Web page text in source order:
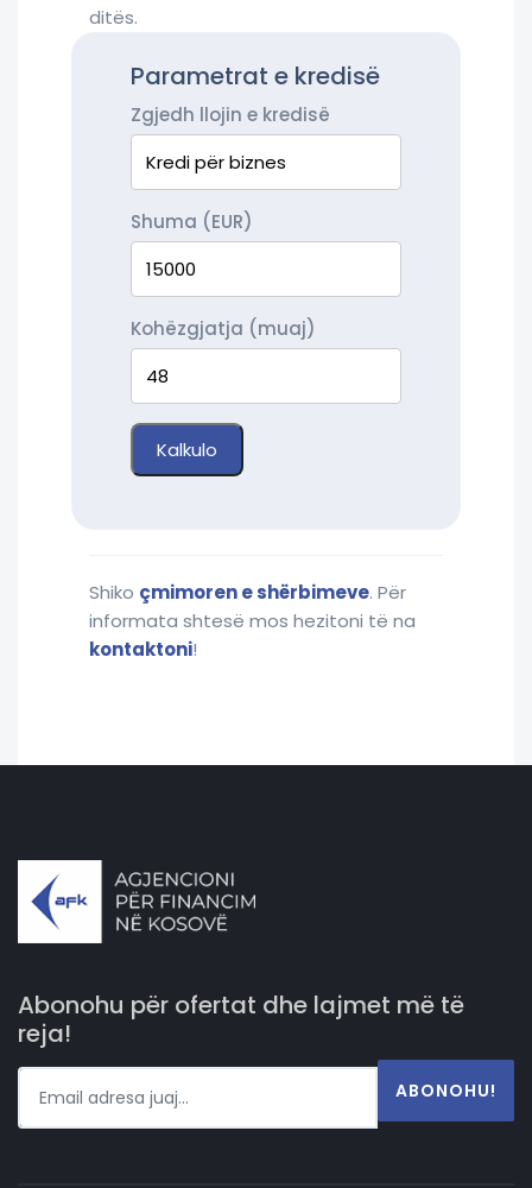
ditës.
Parametrat e kredisë
Zgjedh llojin e kredisë
Shuma (EUR)
Kohëzgjatja (muaj)
Kalkulo
Shiko çmimoren e shërbimeve. Për
informata shtesë mos hezitoni të na
kontaktoni!
Abonohu për ofertat dhe lajmet më të
reja!
ABONOHU!